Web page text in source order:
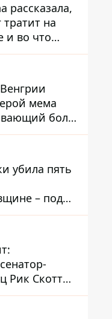
рассказала,
тратит на
и во что
мема
боль
народное
убила пять
– под
пять
Рик Скотт
привлечь
за